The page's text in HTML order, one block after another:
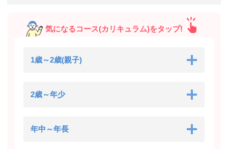
気になるコース(カリキュラム)をタップ!
1歳～2歳(親子)
2歳～年少
年中～年長